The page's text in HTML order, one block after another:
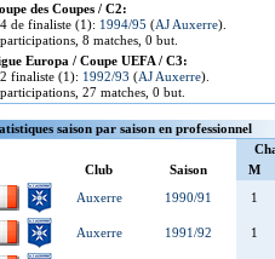
des Coupes / C2:
de finaliste (1): 1994/95 (AJ Auxerre).
8 matches, 0 but.
Europa / Coupe UEFA / C3:
finaliste (1): 1992/93 (AJ Auxerre).
27 matches, 0 but.
saison par saison en professionnel
Club
Saison
M
Auxerre
1990/91 1
Auxerre 1991/92 1